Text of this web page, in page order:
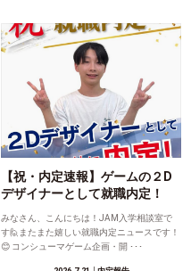
【祝・内定速報】ゲームの２D
デザイナーとして就職内定！
みなさん、こんにちは！JAM入学相談室で
す🙋またまた嬉しい就職内定ニュースです！
😊 コンシューマゲーム企画・開 ･･･